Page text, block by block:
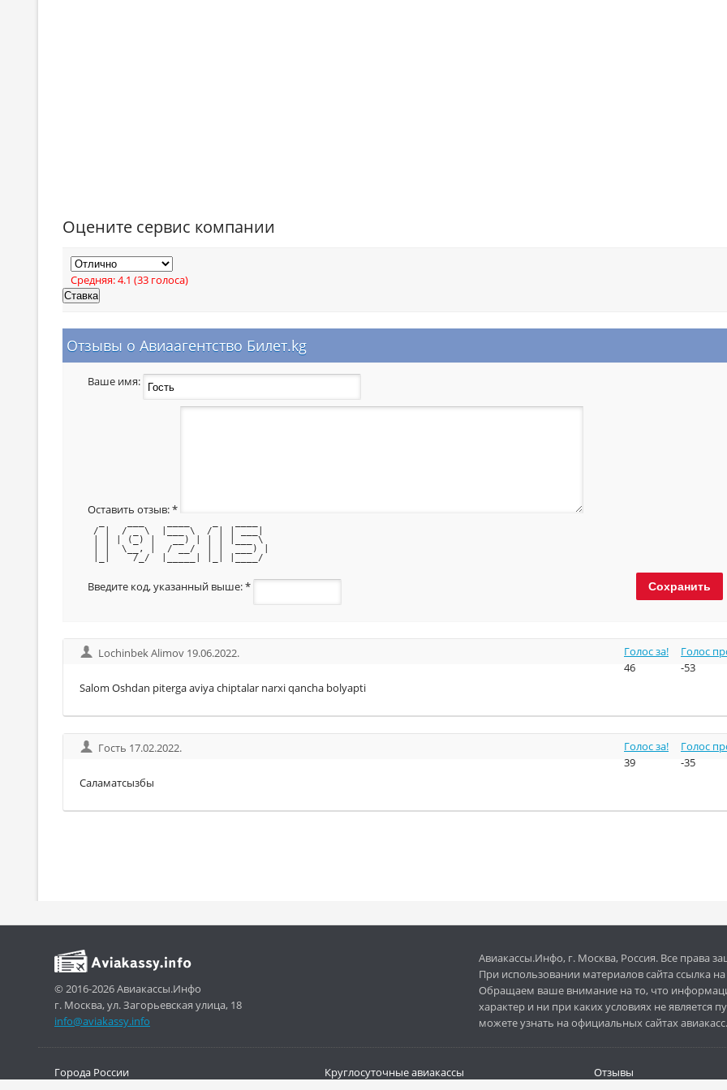
Оцените сервис компании
Средняя:4.1 (33 голоса)
Отзывы о Авиаагентство Билет.kg
Ваше имя:
Оставить отзыв:*
/ |  / _ \  |___ \  / | | ___|
| | | (_) |   __) | | | |___ \
| |  \__, |  / __/  | |  ___) |
|_|    /_/  |_____| |_| |____/
Введите код, указанный выше:*
Lochinbek Alimov 19.06.2022.
Голос за!
46
Голос
-53
Salom Oshdan piterga aviya chiptalar narxi qancha bolyapti
Гость 17.02.2022.
Голос за!
39
Голос
-35
Саламатсызбы
© 2016-2026 Авиакассы.Инфо
г. Москва, ул. Загорьевская улица, 18
info@aviakassy.info
Авиакассы.Инфо, г. Москва, Россия. Все права
При использовании материалов сайта ссылка
Обращаем ваше внимание на то, что
характер и ни при каких условиях не
можете узнать на официальных сайтах авиакасс.
Города России
Круглосуточные авиакассы
Отзывы